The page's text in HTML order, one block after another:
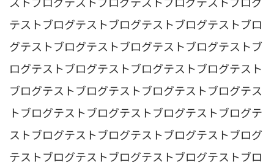
テストブログテストブログテストブログテストブロ
グテストブログテストブログテストブログテストブ
ログテストブログテストブログテストブログテスト
ブログテストブログテストブログテストブログテス
トブログテストブログテストブログテストブログテ
ストブログテストブログテストブログテストブログ
テストブログテストブログテストブログテストブロ